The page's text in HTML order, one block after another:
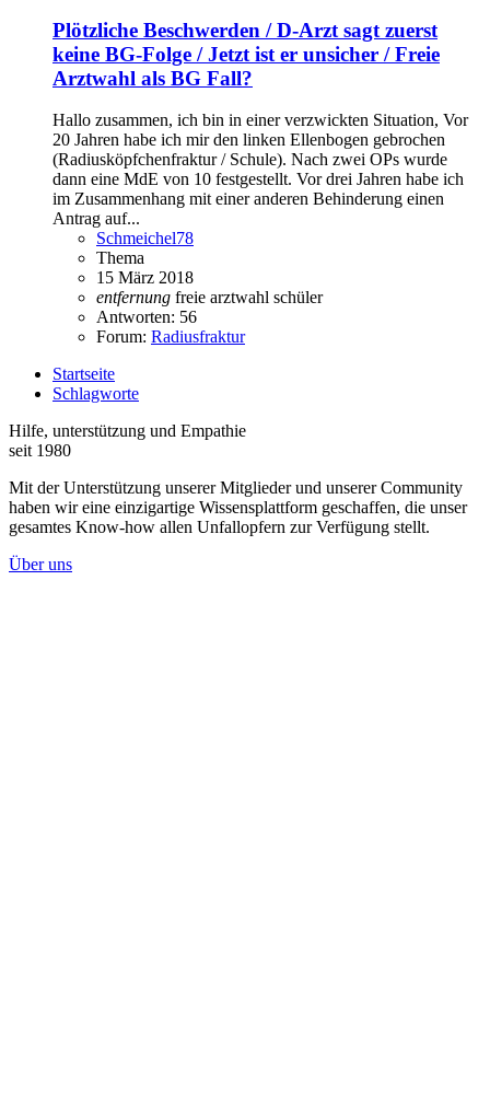
Plötzliche Beschwerden / D-Arzt sagt zuerst
keine BG-Folge / Jetzt ist er unsicher / Freie
Arztwahl als BG Fall?
Hallo zusammen, ich bin in einer verzwickten Situation, Vor
20 Jahren habe ich mir den linken Ellenbogen gebrochen
(Radiusköpfchenfraktur / Schule). Nach zwei OPs wurde
dann eine MdE von 10 festgestellt. Vor drei Jahren habe ich
im Zusammenhang mit einer anderen Behinderung einen
Antrag auf...
Schmeichel78
Thema
15 März 2018
entfernung freie arztwahl schüler
Antworten: 56
Forum: Radiusfraktur
Startseite
Schlagworte
Hilfe, unterstützung und Empathie
seit 1980
Mit der Unterstützung unserer Mitglieder und unserer Community
haben wir eine einzigartige Wissensplattform geschaffen, die unser
gesamtes Know-how allen Unfallopfern zur Verfügung stellt.
Über uns